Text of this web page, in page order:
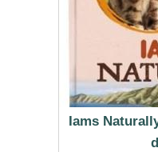
Iams